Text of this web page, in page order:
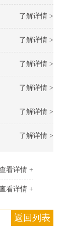
了解详情 >
了解详情 >
了解详情 >
了解详情 >
了解详情 >
了解详情 >
看详情 +
看详情 +
返回列表